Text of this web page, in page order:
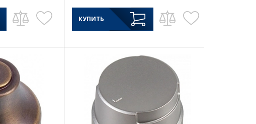
КУПИТЬ